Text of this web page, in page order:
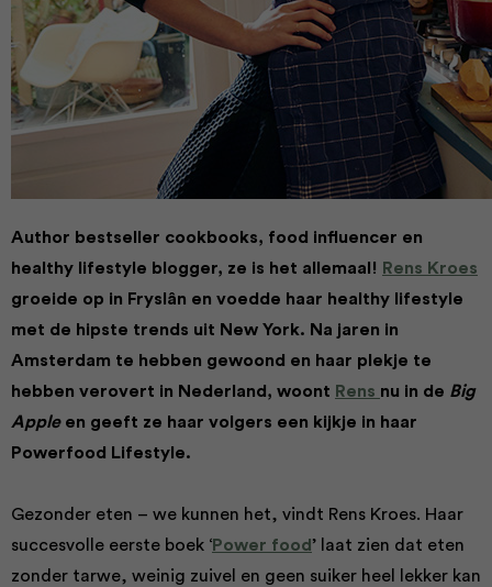
Author bestseller cookbooks, food influencer en
healthy lifestyle blogger, ze is het allemaal! Rens Kroes
groeide op in Fryslân en voedde haar healthy lifestyle
met de hipste trends uit New York. Na jaren in
Amsterdam te hebben gewoond en haar plekje te
hebben verovert in Nederland, woont Rens nu in de Big
Apple en geeft ze haar volgers een kijkje in haar
Powerfood Lifestyle.
Gezonder eten – we kunnen het, vindt Rens Kroes. Haar
succesvolle eerste boek ‘Power food ’ laat zien dat eten
zonder tarwe, weinig zuivel en geen suiker heel lekker kan